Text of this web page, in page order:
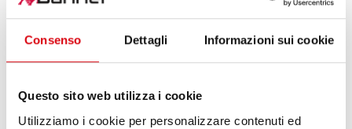
Consenso Dettagli Informazioni sui cookie
Questo sito web utilizza i cookie
Utilizziamo i cookie per personalizzare contenuti ed
SE210 LC3